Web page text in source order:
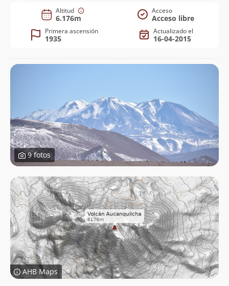
Altitud
6.176m
Acceso
Acceso libre
Primera ascensión
1935
Actualizado el
16-04-2015
9 fotos
AHB Maps